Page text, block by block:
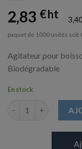
2,83 € 3,40
paquet de 1000 unités soit
Agitateur pour
Biodégradable
En stock